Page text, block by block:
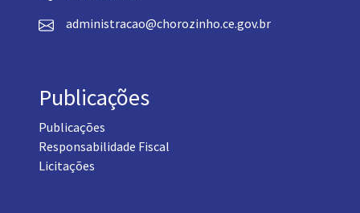
administracao@chorozinho.ce.gov.br
Publicações
Publicações
Responsabilidade Fiscal
Licitações